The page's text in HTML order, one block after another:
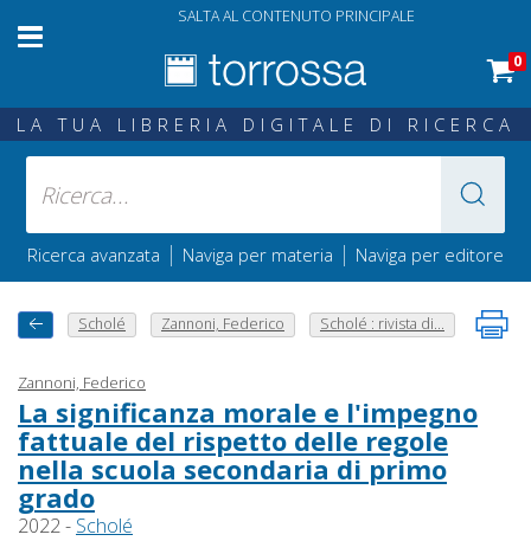
SALTA AL CONTENUTO PRINCIPALE
0
LA TUA LIBRERIA DIGITALE DI RICERCA
Ricerca avanzata | Naviga per materia | Naviga per editore
Scholé Zannoni, Federico Scholé : rivista di...
Zannoni, Federico
La significanza morale e l'impegno
fattuale del rispetto delle regole
nella scuola secondaria di primo
grado
2022 - Scholé